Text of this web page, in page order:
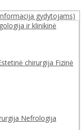
gydytojams)
ir klinikinė
chirurgija Fizinė
Nefrologija